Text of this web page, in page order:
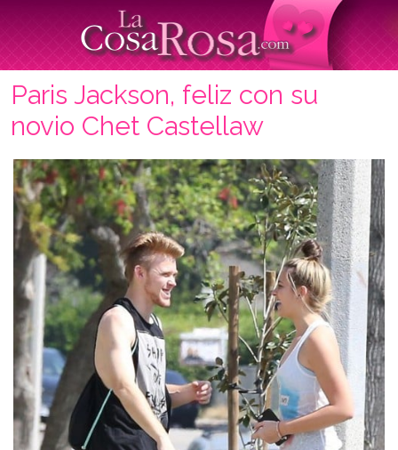
Paris Jackson, feliz con su
novio Chet Castellaw